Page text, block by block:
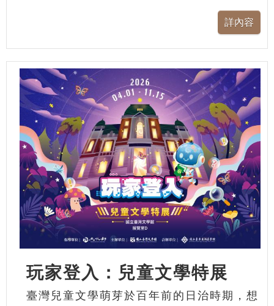
玩家登入：兒童文學特展
臺灣兒童文學萌芽於百年前的日治時期，想